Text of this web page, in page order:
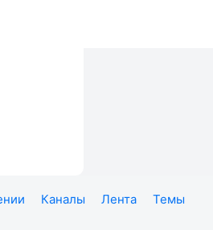
Каналы Лента
Темы